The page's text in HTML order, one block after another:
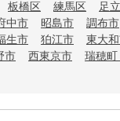
板橋区 練馬区 足
中市 昭島市 調布市
生市 狛江市 東大
市 西東京市
瑞穂町